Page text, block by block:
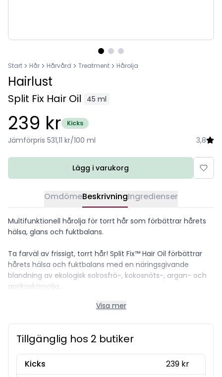
Start Hår Hårvård Treatment Hårolja
Hairlust
Split Fix Hair Oil 45 ml
239 kr Kicks
Jämförpris 531,11 kr/100 ml 3,8
Lägg i varukorg
OmdömeBeskrivningIngredienser
Multifunktionell hårolja för torrt hår som förbättrar hårets
hälsa, glans och fuktbalans.
Ta farväl av frissigt, torrt hår! Split Fix™ Hair Oil förbättrar
hårets hälsa och fuktbalans med en näringsgivande
blandning av ekologisk solrosfrö-, kokosnöts-, argan- och
aprikoskärnolja.
Håroljan tränger effektivt in i håret, förbättrar dess styrka
Dessutom ger denna hårolja för torrt hår ett UV- och
värmeskydd för att förhindra friss, kluvna toppar eller
brutna hårstrån.
Visa mer
Tillgänglig hos 2 butiker
Kicks
239 kr